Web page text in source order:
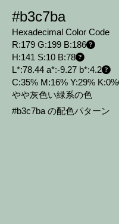
#b3c7ba
Hexadecimal Color Code
R:179 G:199 B:186
H:141 S:10 B:78
L*:78.44 a*:-9.27 b*:4.2
C:35% M:16% Y:29% K:0%
やや灰色い緑系の色
#b3c7ba の配色パターン